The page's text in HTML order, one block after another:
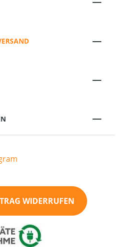
WIDERRUFEN